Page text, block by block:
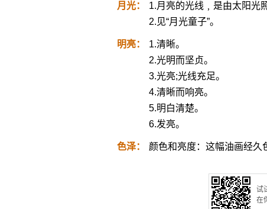
月光：
1.月亮的光线﹐是由太阳光
2.见“月光童子”。
明亮：
1.清晰。
2.光明而坚贞。
3.光亮;光线充足。
4.清晰而响亮。
5.明白清楚。
6.发亮。
色泽： 颜色和亮度：这幅油画经久
试
在